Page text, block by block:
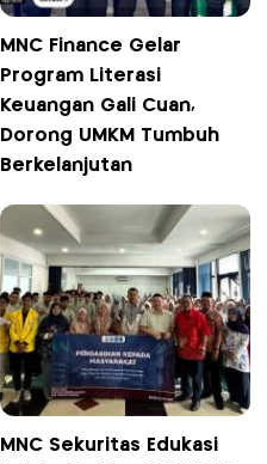
MNC Finance Gelar
Program Literasi
Keuangan Gali Cuan,
Dorong UMKM Tumbuh
Berkelanjutan
MNC Sekuritas Edukasi